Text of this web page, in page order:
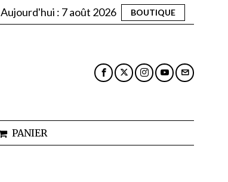
Aujourd'hui : 7 août 2026 BOUTIQUE
PANIER